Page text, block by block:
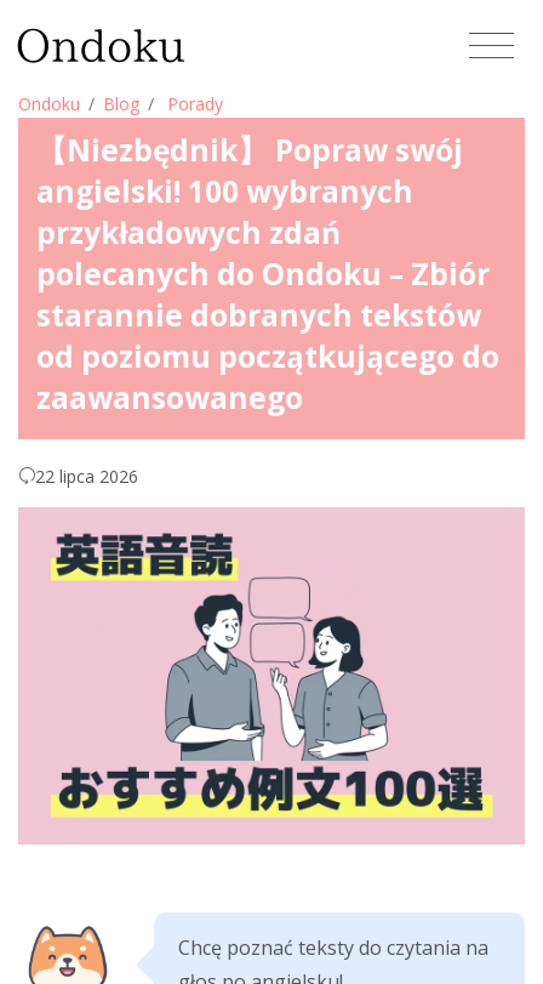
Ondoku Blog Porady
【Niezbędnik】 Popraw swój
angielski! 100 wybranych
przykładowych zdań
polecanych do Ondoku – Zbiór
starannie dobranych tekstów
od poziomu początkującego do
zaawansowanego
22 lipca 2026
Chcę poznać teksty do czytania na